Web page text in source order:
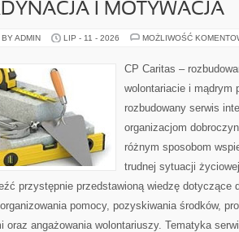
I MOTYWACJA
ADMIN LIP - 11 - 2026 MOŻLIWOŚĆ
CP Caritas –
wolontariacie i mądrym
rozbudowany serwis
organizacjom
różnym sposobom
trudnej sytuacji
przystępnie przedstawioną wiedzę dotyczące
pomocy, pozyskiwania środków,
oraz angażowania wolontariuszy. Tematyka